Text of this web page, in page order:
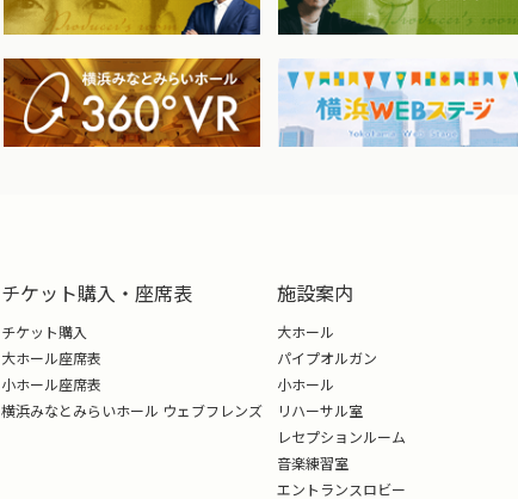
チケット購入・座席表
チケット購入
大ホール座席表
小ホール座席表
横浜みなとみらいホール ウェブフレンズ
施設案内
大ホール
パイプオルガン
小ホール
リハーサル室
レセプションルーム
音楽練習室
エントランスロビー